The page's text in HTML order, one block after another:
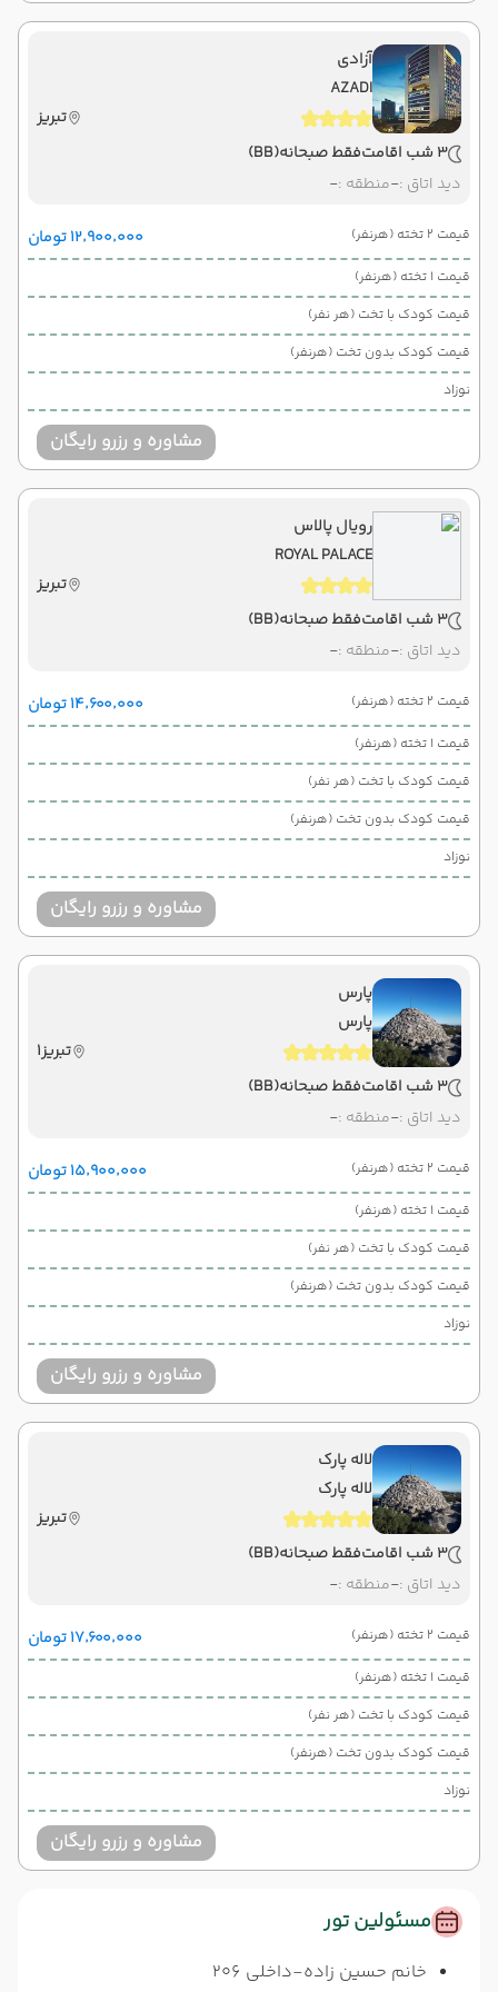
آزادی
AZADI
تبریز
3 شب اقامت
فقط صبحانه(BB)
دید اتاق :-منطقه :-
قیمت 2 تخته (هرنفر) ۱۲٬۹۰۰٬۰۰۰ تومان
قیمت 1 تخته (هرنفر)
قیمت کودک با تخت (هر نفر)
قیمت کودک بدون تخت (هرنفر)
نوزاد
مشاوره و رزرو رایگان
رویال پالاس
ROYAL PALACE
تبریز
3 شب اقامت
فقط صبحانه(BB)
دید اتاق :-منطقه :-
قیمت 2 تخته (هرنفر) ۱۴٬۶۰۰٬۰۰۰ تومان
قیمت 1 تخته (هرنفر)
قیمت کودک با تخت (هر نفر)
قیمت کودک بدون تخت (هرنفر)
نوزاد
مشاوره و رزرو رایگان
پارس
پارس
تبریز1
3 شب اقامت
فقط صبحانه(BB)
دید اتاق :-منطقه :-
قیمت 2 تخته (هرنفر) ۱۵٬۹۰۰٬۰۰۰ تومان
قیمت 1 تخته (هرنفر)
قیمت کودک با تخت (هر نفر)
قیمت کودک بدون تخت (هرنفر)
نوزاد
مشاوره و رزرو رایگان
لاله پارک
لاله پارک
تبریز
3 شب اقامت
فقط صبحانه(BB)
دید اتاق :-منطقه :-
قیمت 2 تخته (هرنفر) ۱۷٬۶۰۰٬۰۰۰ تومان
قیمت 1 تخته (هرنفر)
قیمت کودک با تخت (هر نفر)
قیمت کودک بدون تخت (هرنفر)
نوزاد
مشاوره و رزرو رایگان
مسئولین تور
خانم حسین زاده-داخلی 206